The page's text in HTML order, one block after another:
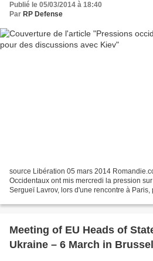
Publié le 05/03/2014 à 18:40
Par RP Defense
source Libération 05 mars 2014
Occidentaux ont mis mercredi la pression
Sergueï Lavrov, lors d'une rencontre à
Meeting of EU Heads of
Ukraine – 6 March in